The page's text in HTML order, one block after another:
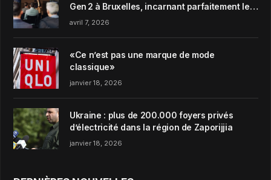
Gen 2 à Bruxelles, incarnant parfaitement le
concept de Garden Harmony de la marque
avril 7, 2026
«Ce n’est pas une marque de mode
classique»
janvier 18, 2026
Ukraine : plus de 200.000 foyers privés
d’électricité dans la région de Zaporijjia
janvier 18, 2026